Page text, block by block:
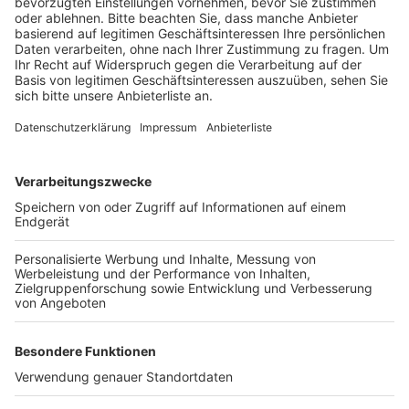
Anzeige
den Park und das Herrenhaus machen und einen
Außerdem zeigt eine Falknerei eine Flugshow mit ihren
Greifvögeln. Für Kinder gibt es ein Mitspieltheater. Das
Frühlingsfest auf dem Rittergut Orr findet am Sonntag
in der Zeit von 13 bis 18 Uhr statt, der Eintritt ist frei.
Anzeige